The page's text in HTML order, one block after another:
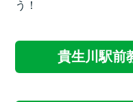
う！
貴生川駅前